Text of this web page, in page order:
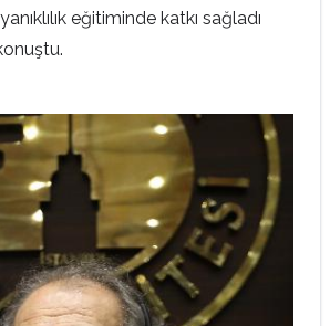
eğitiminde katkı sağladı